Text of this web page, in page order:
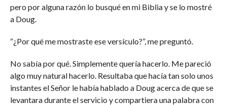
pero por alguna razón lo busqué en mi Biblia y se lo mostré
a Doug.
“¿Por qué me mostraste ese versículo?”, me preguntó.
No sabía por qué. Simplemente quería hacerlo. Me pareció
algo muy natural hacerlo. Resultaba que hacía tan solo unos
instantes el Señor le había hablado a Doug acerca de que se
levantara durante el servicio y compartiera una palabra con